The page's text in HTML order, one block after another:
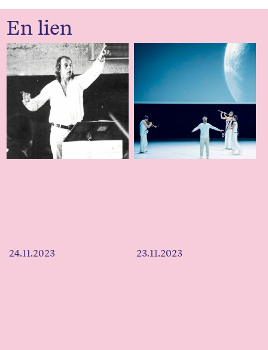
En lien
24.11.2023 23.11.2023